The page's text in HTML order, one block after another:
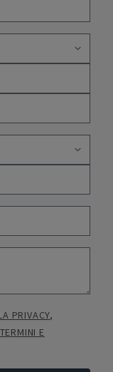
PRIVACY,
TERMINI E